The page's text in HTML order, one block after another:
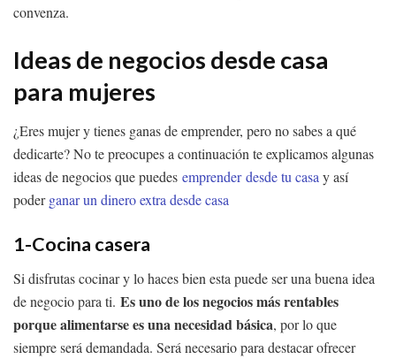
convenza.
Ideas de negocios desde casa
para mujeres
¿Eres mujer y tienes ganas de emprender, pero no sabes a qué
dedicarte? No te preocupes a continuación te explicamos algunas
ideas de negocios que puedes emprender desde tu casay así
poderganar un dinero extra desde casa
1-Cocina casera
Si disfrutas cocinar y lo haces bien esta puede ser una buena idea
de negocio para ti. Es uno de los negocios más rentables
porque alimentarse es una necesidad básica, por lo que
siempre será demandada. Será necesario para destacar ofrecer